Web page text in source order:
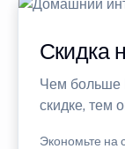
Скидка
Чем больше
скидке, тем
Экономьте на